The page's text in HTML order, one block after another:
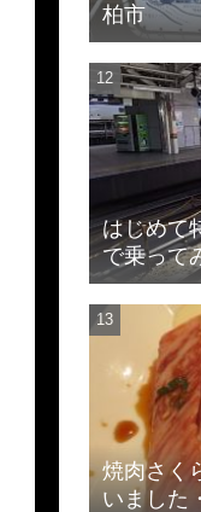
柏市
はじめて
で乗って
焼肉さく
いました